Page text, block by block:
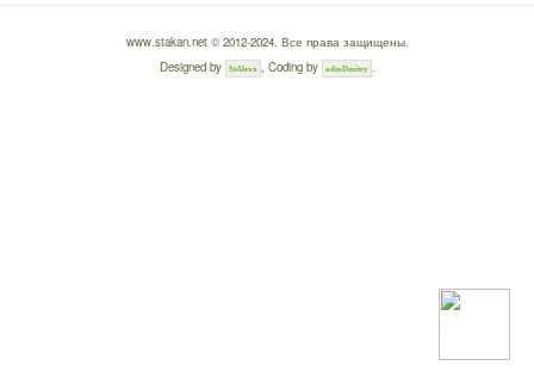
www.stakan.net © 2012-2024. Все права защищены.
Designed by
StAlexx , Coding by admDmitry